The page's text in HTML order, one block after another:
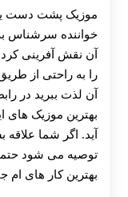
موزیک پشت دست
خواننده سرشناس
آن نقش آفرینی
را به راحتی از
آن لذت ببرید در
بهترین موزیک
آید. اگر شما علاقه
توصیه می شود
بهترین کار های